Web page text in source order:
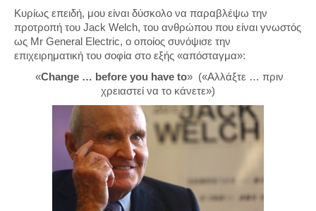
Κυρίως επειδή, μου είναι δύσκολο να παραβλέψω την
προτροπή του Jack Welch, του ανθρώπου που είναι γνωστός
ως Mr General Electric, ο οποίος συνόψισε την
επιχειρηματική του σοφία στο εξής «απόσταγμα»:
«Change … before you have to» («Αλλάξτε … πριν
χρειαστεί να το κάνετε»)